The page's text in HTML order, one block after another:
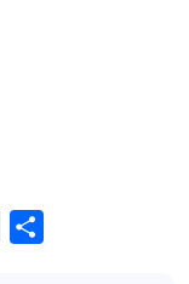
Copy